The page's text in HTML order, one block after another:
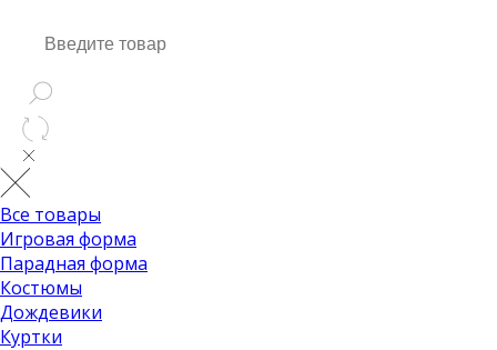
Все товары
Игровая форма
Парадная форма
Костюмы
Дождевики
Куртки